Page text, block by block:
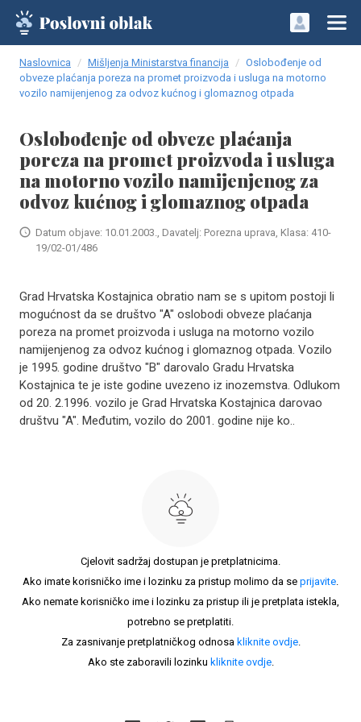
Naslovnica Mišljenja Ministarstva financija
Oslobođenje od
obveze plaćanja poreza na promet proizvoda i usluga na motorno
vozilo namijenjenog za odvoz kućnog i glomaznog otpada
Oslobođenje od obveze plaćanja
poreza na promet proizvoda i usluga
na motorno vozilo namijenjenog za
odvoz kućnog i glomaznog otpada
Datum objave: 10.01.2003., Davatelj: Porezna uprava, Klasa: 410-
19/02-01/486
Grad Hrvatska Kostajnica obratio nam se s upitom postoji li
mogućnost da se društvo "A" oslobodi obveze plaćanja
poreza na promet proizvoda i usluga na motorno vozilo
namijenjenog za odvoz kućnog i glomaznog otpada. Vozilo
je 1995. godine društvo "B" darovalo Gradu Hrvatska
Kostajnica te je iste godine uvezeno iz inozemstva. Odlukom
od 20. 2.1996. vozilo je Grad Hrvatska Kostajnica darovao
društvu "A". Međutim, vozilo do 2001. godine nije ko..
Cjelovit sadržaj dostupan je pretplatnicima.
Ako imate korisničko ime i lozinku za pristup molimo da se prijavite.
Ako nemate korisničko ime i lozinku za pristup ili je pretplata istekla,
potrebno se pretplatiti.
Za zasnivanje pretplatničkog odnosa kliknite ovdje.
Ako ste zaboravili lozinku kliknite ovdje.